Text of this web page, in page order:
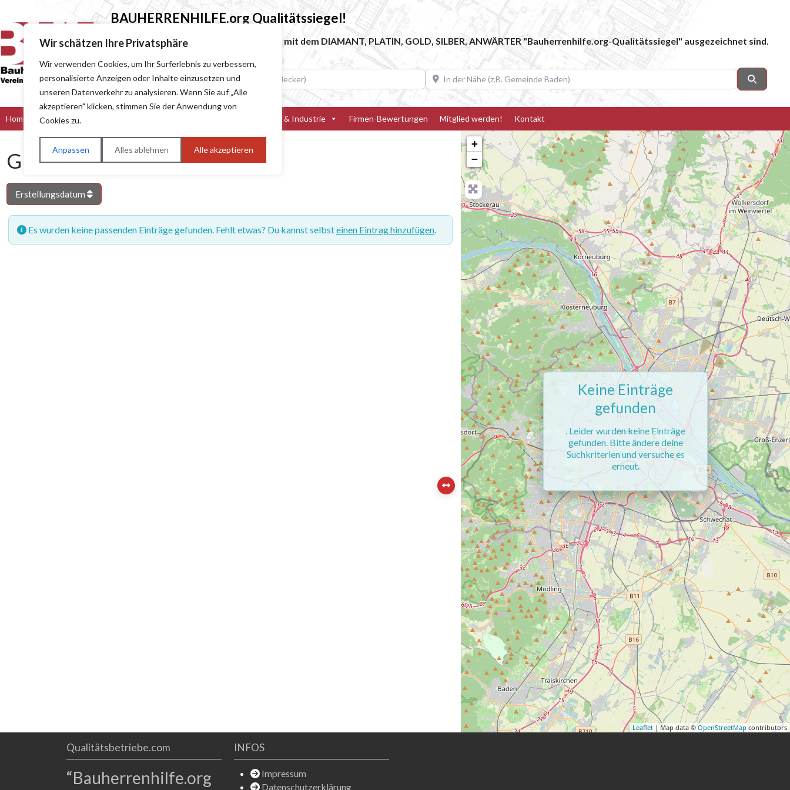
Wir schätzen Ihre Privatsphäre
Wir verwenden Cookies, um Ihr Surferlebnis zu verbessern,
personalisierte Anzeigen oder Inhalte einzusetzen und
unseren Datenverkehr zu analysieren. Wenn Sie auf „Alle
akzeptieren" klicken, stimmen Sie der Anwendung von
Cookies zu.
Anpassen Alles ablehnen Alle akzeptieren
BAUHERRENHILFE.orgQualitätssiegel!
Sie finden hier nur Qualitätsbetriebe, die mit dem DIAMANT, PLATIN, GOLD, SILBER, ANWÄRTER "Bauherrenhilfe.org-Qualitätssiegel" ausgezeichnet sind.
Suchen nach (z.B. Baumeister oder Dachdecker) In der Nähe (z.B. Gemeinde Baden)
Home Bau & Handwerk Hersteller & Industrie Firmen-Bewertungen Mitglied werden! Kontakt
GD-Archiv
Erstellungsdatum
Es wurden keine passenden Einträge gefunden. Fehlt etwas? Du kannst selbsteinen Eintrag hinzufügen.
+
−
Leaflet | Map data ©OpenStreetMap contributors
Keine Einträge
gefunden
. Leider wurden keine Einträge
gefunden. Bitte ändere deine
Suchkriterien und versuche es
erneut.
Qualitätsbetriebe.com
“Bauherrenhilfe.org
INFOS
Impressum
Datenschutzerklärung